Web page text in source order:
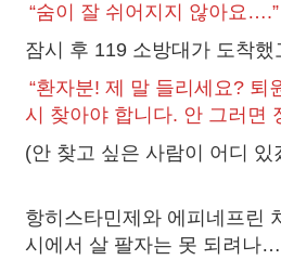
“숨이 잘 쉬어지지 않아요….”
잠시 후 119 소방대가 도착
“환자분! 제 말 들리세요?
시 찾아야 합니다. 안 그러면
(안 찾고 싶은 사람이 어디
항히스타민제와 에피네프린
시에서 살 팔자는 못 되려나